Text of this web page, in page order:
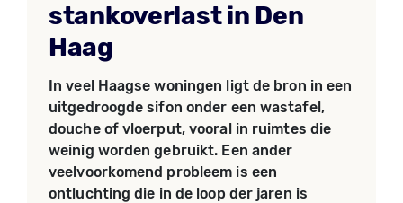
stankoverlast in Den
Haag
In veel Haagse woningen ligt de bron in een
uitgedroogde sifon onder een wastafel,
douche of vloerput, vooral in ruimtes die
weinig worden gebruikt. Een ander
veelvoorkomend probleem is een
ontluchting die in de loop der jaren is